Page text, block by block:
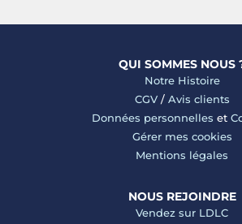
QUI SOMMES NOUS
Notre Histoire
CGV/ Avis clients
Données personnelles et
Gérer mes cookies
Mentions légales
NOUS REJOINDRE
Vendez sur LDLC